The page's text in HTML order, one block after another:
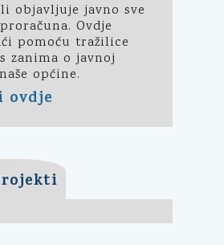
objavljuje javno sve
Ovdje
pomoću tražilice
zanima o javnoj
općine.
ovdje